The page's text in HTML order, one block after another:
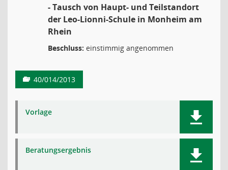
- Tausch von Haupt- und Teilstandort
der Leo-Lionni-Schule in Monheim am
Rhein
Beschluss: einstimmig angenommen
40/014/2013
Vorlage
Beratungsergebnis